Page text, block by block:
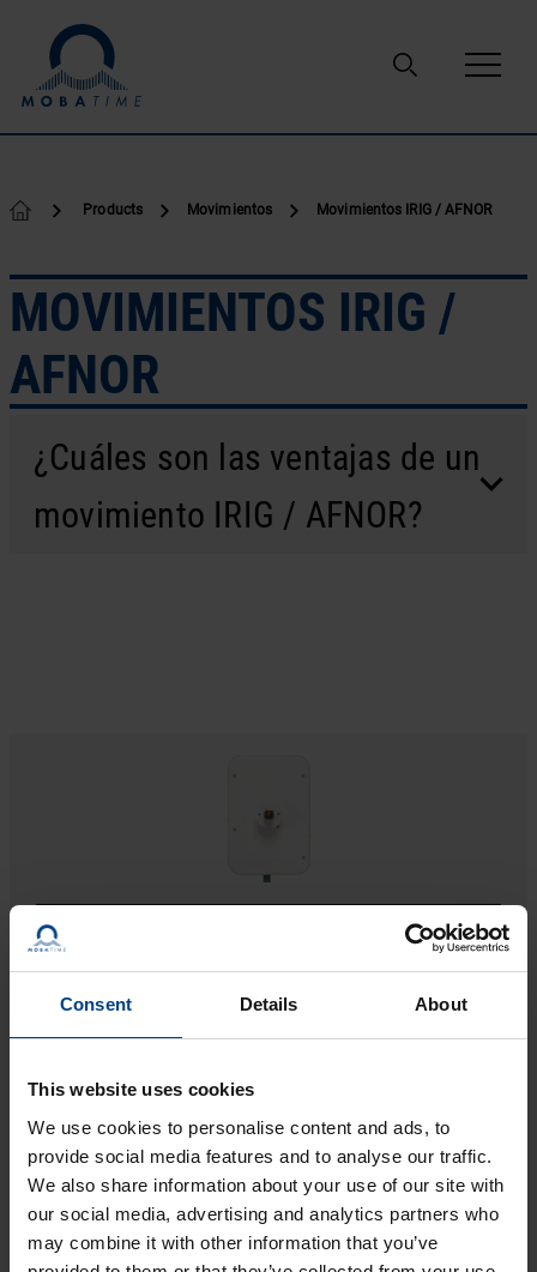
Consent Details About
This website uses cookies
We use cookies to personalise content and ads, to
provide social media features and to analyse our traffic.
We also share information about your use of our site with
our social media, advertising and analytics partners who
may combine it with other information that you’ve
Products Movimientos Movimientos IRIG / AFNOR
MOVIMIENTOS IRIG /
AFNOR
¿Cuáles son las ventajas de un
movimiento IRIG / AFNOR?
TBU 190
Diámetro del reloj
hasta ø80cm
Códigos de tiempo
IRIG / AFNOR
Al producto